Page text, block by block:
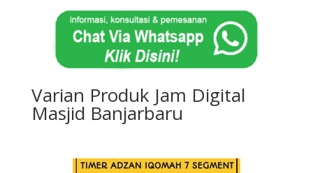
Varian Produk Jam Digital
Masjid Banjarbaru